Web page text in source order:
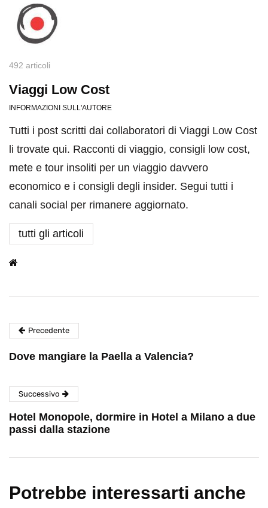
492 articoli
Viaggi Low Cost
INFORMAZIONI SULL'AUTORE
Tutti i post scritti dai collaboratori di Viaggi Low Cost
li trovate qui. Racconti di viaggio, consigli low cost,
mete e tour insoliti per un viaggio davvero
economico e i consigli degli insider. Segui tutti i
canali social per rimanere aggiornato.
tutti gli articoli
Precedente
Dove mangiare la Paella a Valencia?
Successivo
Hotel Monopole, dormire in Hotel a Milano a due
passi dalla stazione
Potrebbe interessarti anche